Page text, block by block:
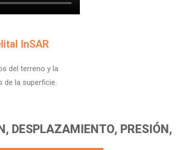
InSAR
del terreno y la
de la superficie.
DESPLAZAMIENTO, PRESIÓN,